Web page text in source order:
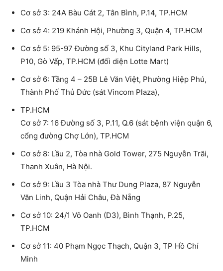
Cơ sở 3: 24A Bàu Cát 2, Tân Bình, P.14, TP.HCM
Cơ sở 4: 219 Khánh Hội, Phường 3, Quận 4, TP.HCM
Cơ sở 5: 95-97 Đường số 3, Khu Cityland Park Hills,
P10, Gò Vấp, TP.HCM (đối diện Lotte Mart)
Cơ sở 6: Tầng 4 – 25B Lê Văn Việt, Phường Hiệp Phú,
Thành Phố Thủ Đức (sát Vincom Plaza),
TP.HCM
Cơ sở 7: 16 Đường số 3, P.11, Q.6 (sát bệnh viện quận 6,
cổng đường Chợ Lớn), TP.HCM
Cơ sở 8: Lầu 2, Tòa nhà Gold Tower, 275 Nguyễn Trãi,
Thanh Xuân, Hà Nội.
Cơ sở 9: Lầu 3 Tòa nhà Thư Dung Plaza, 87 Nguyễn
Văn Linh, Quận Hải Châu, Đà Nẵng
Cơ sở 10: 24/1 Võ Oanh (D3), Bình Thạnh, P.25,
TP.HCM
Cơ sở 11: 40 Phạm Ngọc Thạch, Quận 3, TP Hồ Chí
Minh